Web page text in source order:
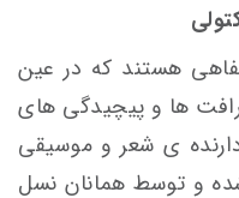
هستند که در عین
ها و پیچیدگی های
ی شعر و موسیقی
و توسط همانان نسل